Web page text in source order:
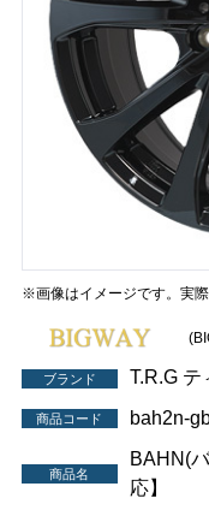
※画像はイメージです。実
ブランド T.R.G テ
商品コード bah2n-
商品名
BAHN(
応】